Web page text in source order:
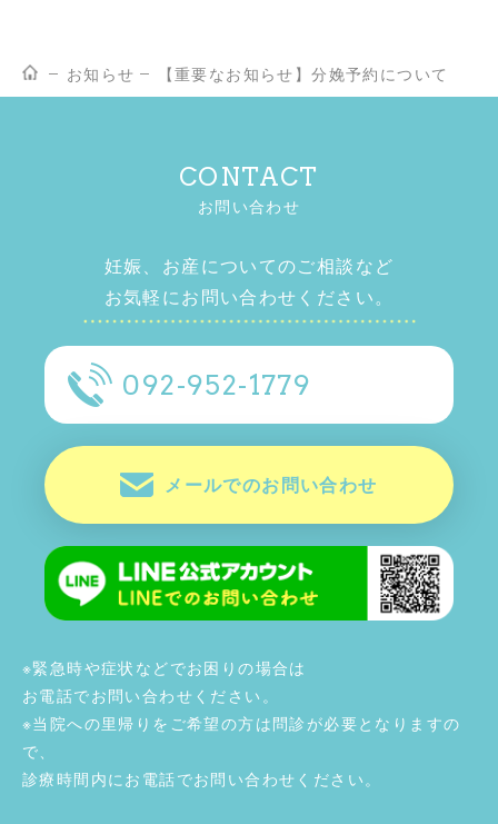
お知らせ 【重要なお知らせ】分娩予約について
CONTACT
お問い合わせ
妊娠、お産についてのご相談など
お気軽にお問い合わせください。
092-952-1779
メールでのお問い合わせ
※緊急時や症状などでお困りの場合は
お電話でお問い合わせください。
※当院への里帰りをご希望の方は問診が必要となりますの
で、
診療時間内にお電話でお問い合わせください。